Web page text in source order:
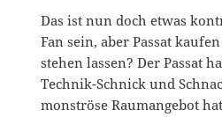
Das ist nun doch etwas
Fan sein, aber Passat
stehen lassen? Der Passat
Technik-Schnick und
monströse Raumangebot